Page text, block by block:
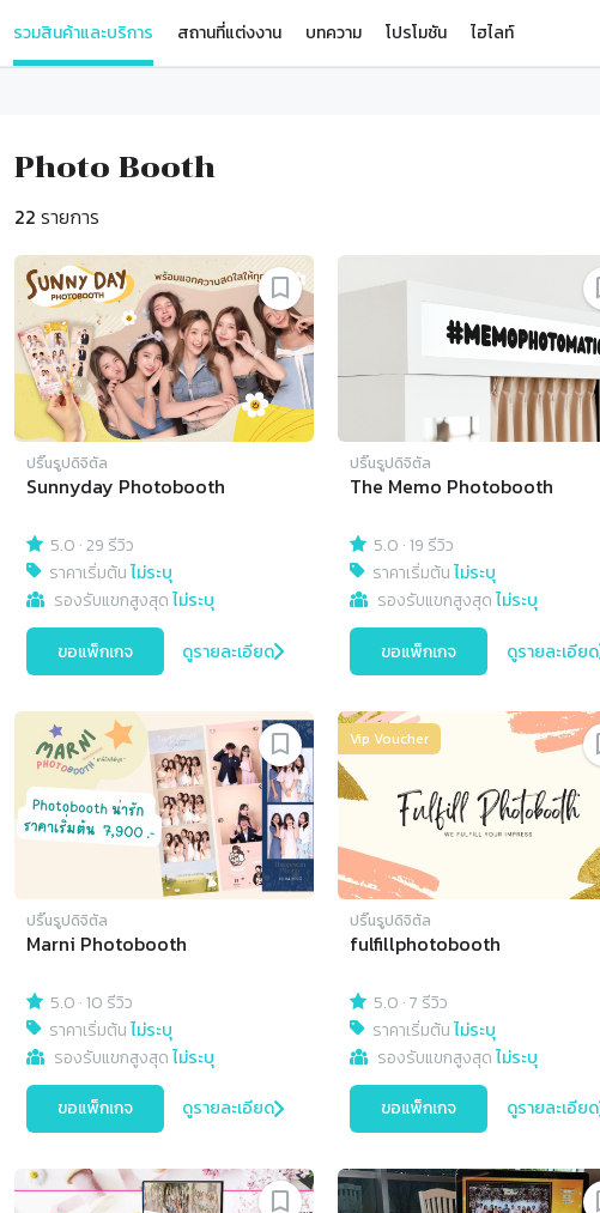
รวมสินค้าและบริการ สถานที่แต่งงาน บทความ โปรโมชัน ไฮไลท์
Photo Booth
22 รายการ
ปริ๊นรูปดิจิตัล
Sunnyday Photobooth
5.0 ·29 รีวิว
ราคาเริ่มต้นไม่ระบุ
รองรับแขกสูงสุดไม่ระบุ
ขอแพ็กเกจ ดูรายละเอียด
ปริ๊นรูปดิจิตัล
The Memo Photobooth
5.0 ·19 รีวิว
ราคาเริ่มต้นไม่ระบุ
รองรับแขกสูงสุดไม่ระบุ
ขอแพ็กเกจ ดูรายละเอียด
ปริ๊นรูปดิจิตัล
Marni Photobooth
5.0 ·10 รีวิว
ราคาเริ่มต้นไม่ระบุ
รองรับแขกสูงสุดไม่ระบุ
ขอแพ็กเกจ ดูรายละเอียด
Vip Voucher
ปริ๊นรูปดิจิตัล
fulfillphotobooth
5.0 ·7 รีวิว
ราคาเริ่มต้นไม่ระบุ
รองรับแขกสูงสุดไม่ระบุ
ขอแพ็กเกจ ดูรายละเอียด